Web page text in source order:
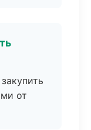
от